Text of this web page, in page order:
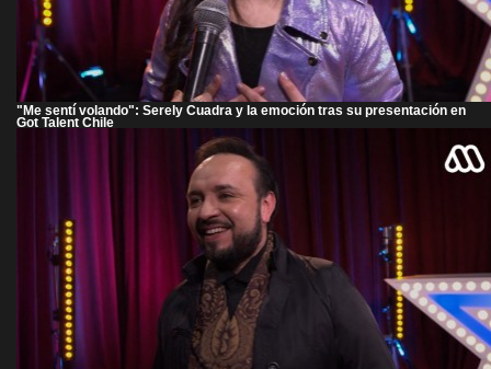
"Me sentí volando": Serely Cuadra y la emoción tras su presentación en
Got Talent Chile